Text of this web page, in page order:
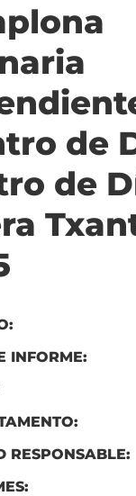
de
de
INFORME:
RESPONSABLE: